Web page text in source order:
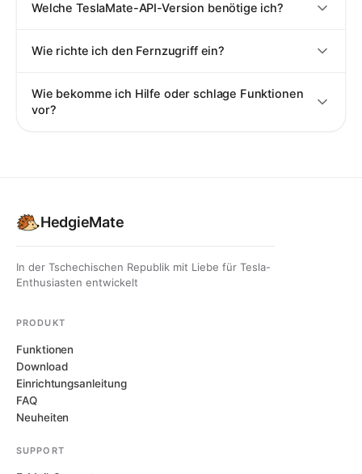
Welche TeslaMate-API-Version benötige ich?
Wie richte ich den Fernzugriff ein?
Wie bekomme ich Hilfe oder schlage Funktionen
vor?
HedgieMate
In der Tschechischen Republik mit Liebe für Tesla-
Enthusiasten entwickelt
PRODUKT
Funktionen
Download
Einrichtungsanleitung
FAQ
Neuheiten
SUPPORT